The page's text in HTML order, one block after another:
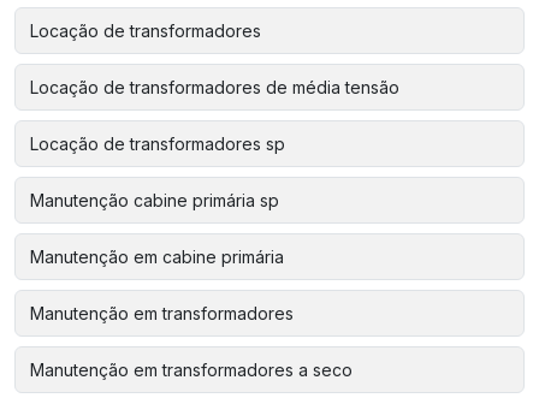
Locação de transformadores
Locação de transformadores de média tensão
Locação de transformadores sp
Manutenção cabine primária sp
Manutenção em cabine primária
Manutenção em transformadores
Manutenção em transformadores a seco